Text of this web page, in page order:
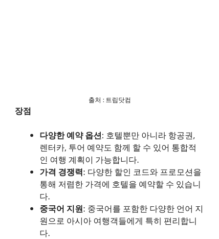
출처 : 트립닷컴
장점
다양한 예약 옵션: 호텔뿐만 아니라 항공권,
렌터카, 투어 예약도 함께 할 수 있어 통합적
인 여행 계획이 가능합니다.
가격 경쟁력: 다양한 할인 코드와 프로모션을
통해 저렴한 가격에 호텔을 예약할 수 있습니
다.
중국어 지원: 중국어를 포함한 다양한 언어 지
원으로 아시아 여행객들에게 특히 편리합니
다.